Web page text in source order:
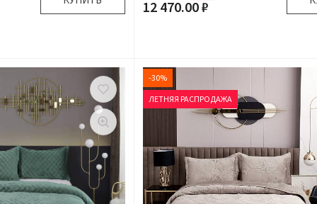
Микроволокно 100%
1 шт Наволочки
2 шт
Велюр
Бесплатно
12 470.00 ₽
Наполнитель:
Комплектация:
Покрывало 1 шт
-30%
ЛЕТНЯЯ РАСПРОДАЖА